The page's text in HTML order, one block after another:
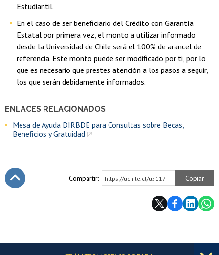
ENLACES RELACIONADOS
Mesa de Ayuda DIRBDE para Consultas sobre Becas,
Beneficios y Gratuidad
Estudiantil.
En el caso de ser beneficiario del Crédito con Garantía
Estatal por primera vez, el monto a utilizar informado
desde la Universidad de Chile será el 100% de arancel de
referencia. Este monto puede ser modificado por ti, por lo
que es necesario que prestes atención a los pasos a seguir,
los que serán debidamente informados.
Compartir: https://uchile.cl/u5117 Copiar
Más información